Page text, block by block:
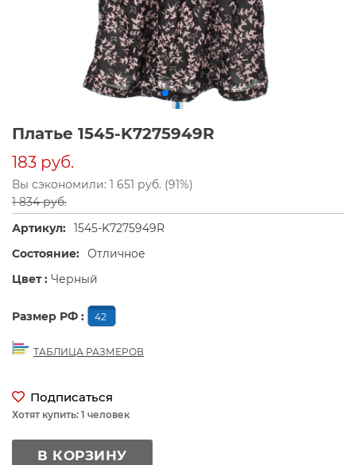
Платье 1545-K7275949R
183 руб.
Вы сэкономили: 1 651 руб. (91%)
1 834 руб.
Артикул: 1545-K7275949R
Состояние: Отличное
Цвет : Черный
Размер РФ : 42
ТАБЛИЦА РАЗМЕРОВ
Подписаться
Хотят купить: 1 человек
В КОРЗИНУ